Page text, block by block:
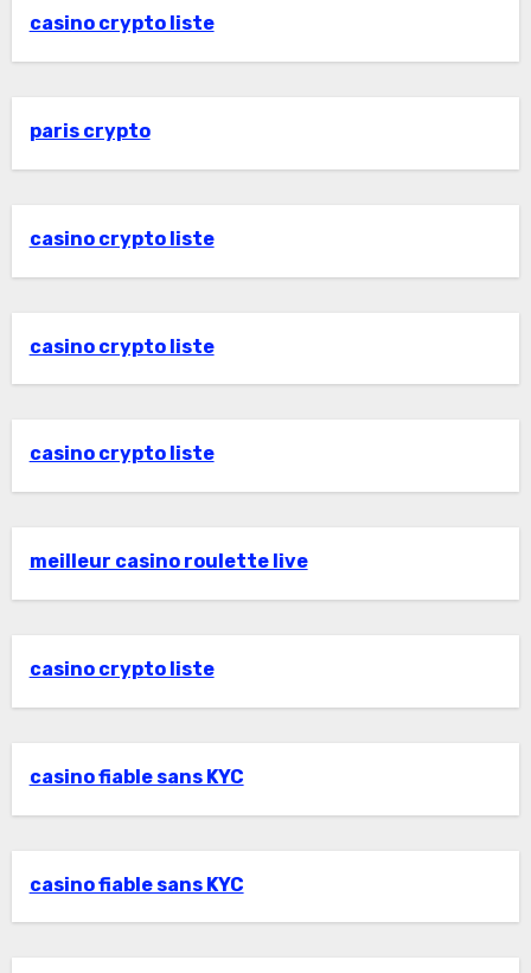
casino crypto liste
paris crypto
casino crypto liste
casino crypto liste
casino crypto liste
meilleur casino roulette live
casino crypto liste
casino fiable sans KYC
casino fiable sans KYC